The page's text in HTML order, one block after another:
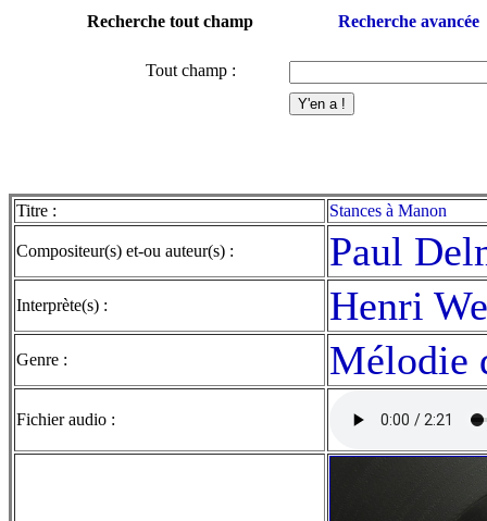
Recherche tout champ Recherche avancée
Tout champ :
Titre : Stances à Manon
Compositeur(s) et-ou auteur(s) : Paul
Interprète(s) : Henri
Genre : Mélodie
Fichier audio :